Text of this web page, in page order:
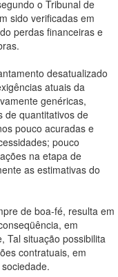
o Tribunal de
sido verificadas em
perdas financeiras e
desatualizado
atuais da
genéricas,
de quantitativos de
pouco acuradas e
pouco
na etapa de
as estimativas do
de boa-fé, resulta em
em
Tal situação possibilita
contratuais, em